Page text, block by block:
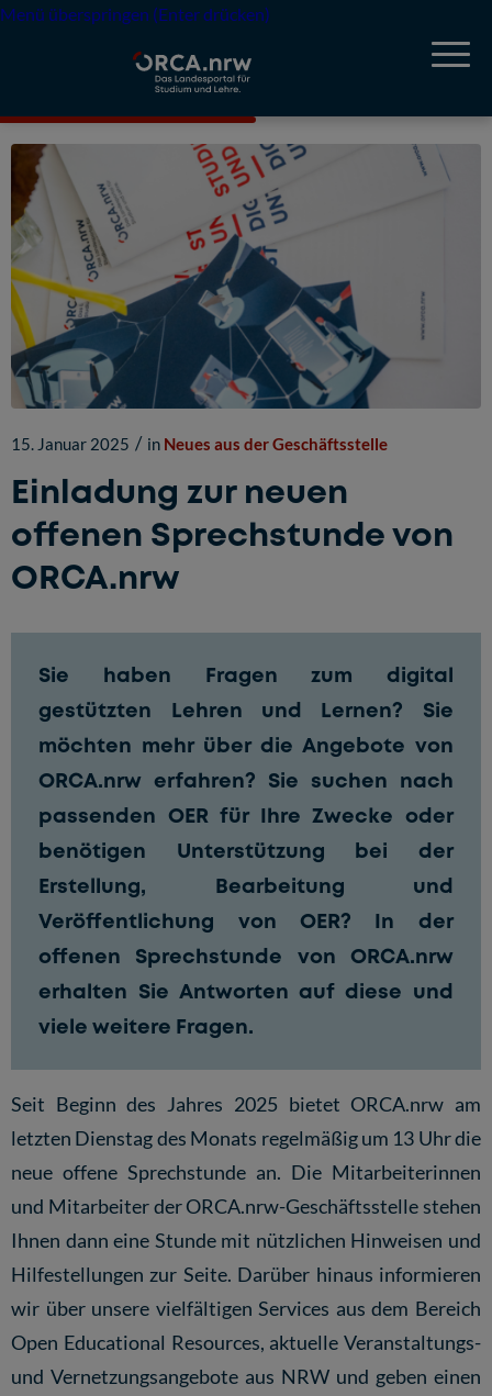
Menü überspringen (Enter drücken)
Einladung zur neuen
offenen Sprechstunde von
ORCA.nrw
15. Januar 2025 / in Neues aus der Geschäftsstelle
Sie haben Fragen zum digital
gestützten Lehren und Lernen? Sie
möchten mehr über die Angebote von
ORCA.nrw erfahren? Sie suchen nach
passenden OER für Ihre Zwecke oder
benötigen Unterstützung bei der
Erstellung, Bearbeitung und
Veröffentlichung von OER? In der
offenen Sprechstunde von ORCA.nrw
erhalten Sie Antworten auf diese und
viele weitere Fragen.
Seit Beginn des Jahres 2025 bietet ORCA.nrw am
letzten Dienstag des Monats regelmäßig um 13 Uhr die
neue offene Sprechstunde an. Die Mitarbeiterinnen
und Mitarbeiter der ORCA.nrw-Geschäftsstelle stehen
Ihnen dann eine Stunde mit nützlichen Hinweisen und
Hilfestellungen zur Seite. Darüber hinaus informieren
wir über unsere vielfältigen Services aus dem Bereich
Open Educational Resources, aktuelle Veranstaltungs-
und Vernetzungsangebote aus NRW und geben einen